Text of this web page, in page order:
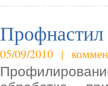
Профнастил
05/09/2010 |